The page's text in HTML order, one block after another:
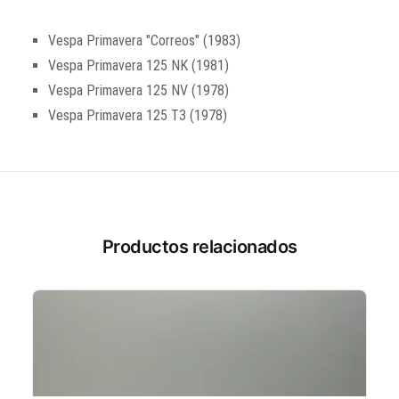
Vespa Primavera "Correos" (1983)
Vespa Primavera 125 NK (1981)
Vespa Primavera 125 NV (1978)
Vespa Primavera 125 T3 (1978)
Productos relacionados